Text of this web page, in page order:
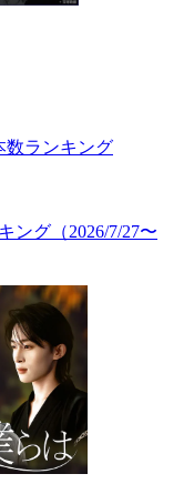
ング（2026/7/27〜